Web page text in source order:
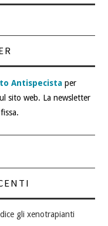
Antispecista per
sito web. La newsletter
gli xenotrapianti